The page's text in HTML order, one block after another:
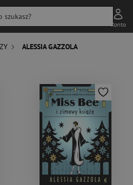
szukasz?
Konto
ALESSIA GAZZOLA